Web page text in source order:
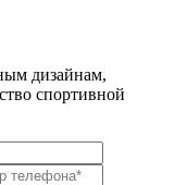
дизайнам,
спортивной